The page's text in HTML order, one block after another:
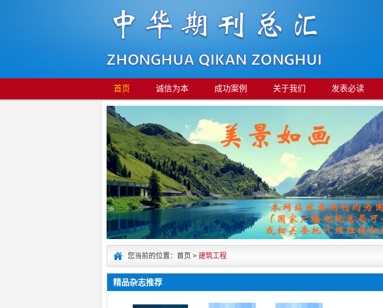
首页 诚信为本 成功案例 关于我们 发表必读
您当前的位置：首页 > 建筑工程
精品杂志推荐